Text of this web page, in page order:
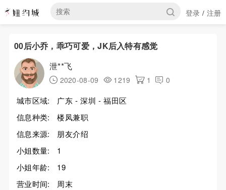
登录 / 注册
00后小乔，乖巧可爱，JK后入特有感觉
泄**飞
2020-08-09 1219 1 0
城市区域:
广东 - 深圳 - 福田区
信息种类:
楼凤兼职
信息来源:
朋友介绍
小姐数量:
1
小姐年龄:
19
营业时间:
周末